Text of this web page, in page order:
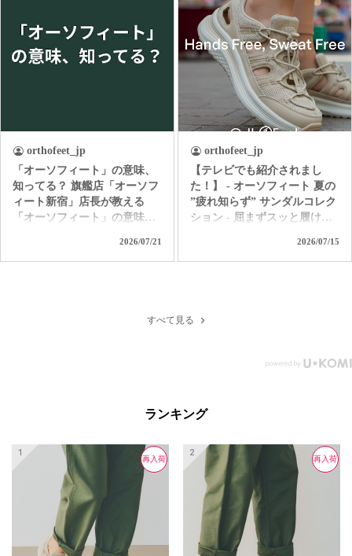
orthofeet_jp
「オーソフィート」の意味、
知ってる？ 旗艦店「オーソフ
ィート新宿」店長が教える
「オーソフィート」の意味。
体工学」をバックグラウンド
阪急 オーソフィート鶴屋百貨
#orthofeet #オーソフィート #
ハンズフリーシューズ
#handsfreeshoes #健康投資 #痛
くない靴 #蒸れない靴 #疲れ
にくい靴
2026/07/21
orthofeet_jp
【テレビでも紹介されまし
た！】 - オーソフィート 夏の
”疲れ知らず” サンダルコレク
ション - 屈まずスッと履け
をサポート。 汗ばむ季節も1
元を守り、クッション性の高
分好みにカスタムできるパー
で水辺もOKな「カリプソ」
＆「ネプチューン」など、あ
ンストレス」に変える1足を選
ぼう！ ＜直営店舗＞ オーソ
フィート新宿 オーソフィート
伊勢丹立川 オーソフィート
大丸京都店 オーソフィート
阪神 オーソフィート西宮阪急
オーソフィート鶴屋百貨店 ＜
2026/07/15
すべて見る
ランキング
再入荷 再入荷
再入荷